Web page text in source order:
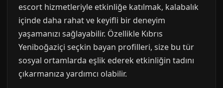
escort hizmetleriyle etkinliğe katılmak, kalabalık
içinde daha rahat ve keyifli bir deneyim
yaşamanızı sağlayabilir. Özellikle Kıbrıs
Yeniboğaziçi seçkin bayan profilleri, size bu tür
sosyal ortamlarda eşlik ederek etkinliğin tadını
çıkarmanıza yardımcı olabilir.